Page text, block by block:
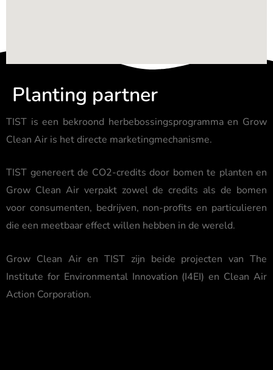
Planting partner
TIST is een bekroond herbebossingsprogramma en Grow
Clean Air is het directe marketingmechanisme.
TIST genereert de CO2-credits door bomen te planten en
Grow Clean Air verpakt zowel de credits als de bomen
voor consumenten, bedrijven, non-profits en particulieren
die een meetbaar effect willen hebben in de wereld.
Grow Clean Air en TIST zijn beide projecten van The
Institute for Environmental Innovation (I4EI) en Clean Air
Action Corporation.